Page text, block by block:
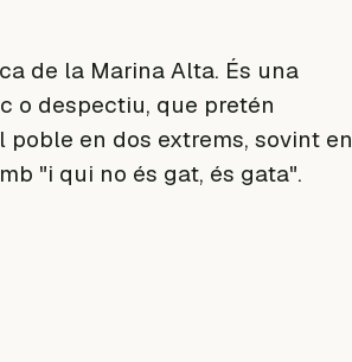
de la Marina Alta. És una
o despectiu, que pretén
en dos extrems, sovint en
"i qui no és gat, és gata".